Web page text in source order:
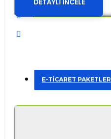
DETAYLI İNCELE
E-TİCARET PAKETLER